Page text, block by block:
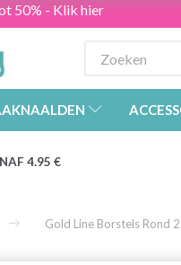
50% - Klik hier
4.95 €
Gold Line Borstels Rond